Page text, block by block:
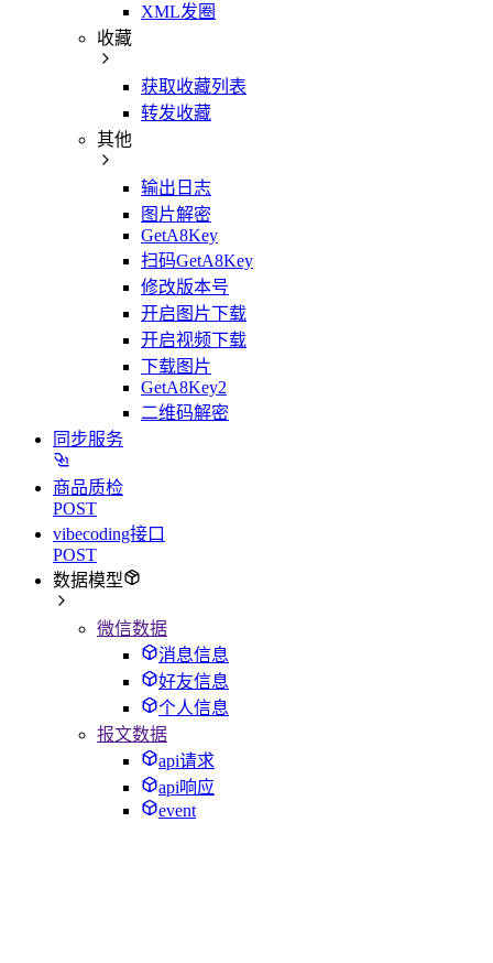
XML发圈
收藏
获取收藏列表
转发收藏
其他
输出日志
图片解密
GetA8Key
扫码GetA8Key
修改版本号
开启图片下载
开启视频下载
下载图片
GetA8Key2
二维码解密
同步服务
商品质检
POST
vibecoding接口
POST
数据模型
微信数据
消息信息
好友信息
个人信息
报文数据
api请求
api响应
event